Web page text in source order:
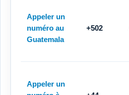
Appeler un
numéro au
Guatemala
+502
Appeler un